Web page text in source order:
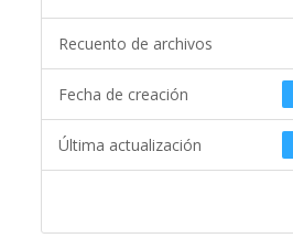
Recuento de archivos
Fecha de creación
Última actualización